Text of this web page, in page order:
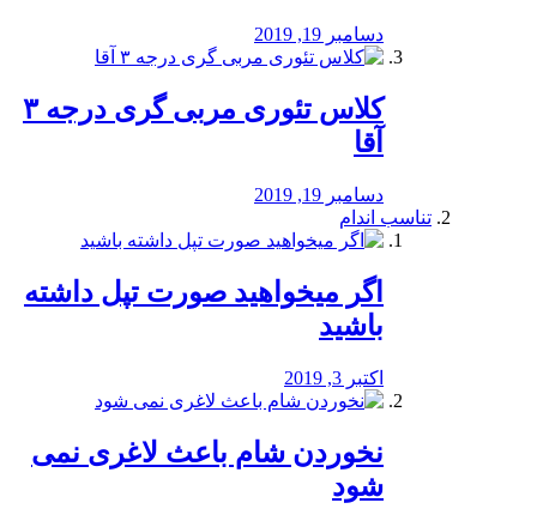
دسامبر 19, 2019
کلاس تئوری مربی گری درجه ۳
آقا
دسامبر 19, 2019
تناسب اندام
اگر میخواهید صورت تپل داشته
باشید
اکتبر 3, 2019
نخوردن شام باعث لاغری نمی
‌شود